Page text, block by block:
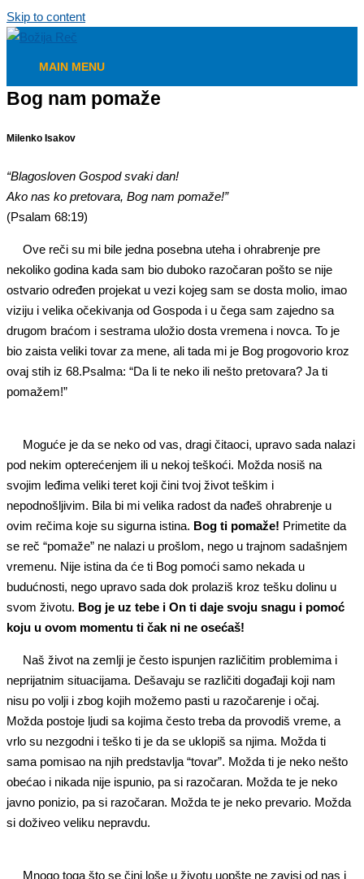
Skip to content
MAIN MENU
Bog nam pomaže
Milenko Isakov
“Blagosloven Gospod svaki dan!
Ako nas ko pretovara, Bog nam pomaže!”
(Psalam 68:19)
Ove reči su mi bile jedna posebna uteha i ohrabrenje pre
nekoliko godina kada sam bio duboko razočaran pošto se nije
ostvario određen projekat u vezi kojeg sam se dosta molio, imao
viziju i velika očekivanja od Gospoda i u čega sam zajedno sa
drugom braćom i sestrama uložio dosta vremena i novca. To je
bio zaista veliki tovar za mene, ali tada mi je Bog progovorio kroz
ovaj stih iz 68.Psalma: “Da li te neko ili nešto pretovara? Ja ti
pomažem!”
Moguće je da se neko od vas, dragi čitaoci, upravo sada nalazi
pod nekim opterećenjem ili u nekoj teškoći. Možda nosiš na
svojim leđima veliki teret koji čini tvoj život teškim i
nepodnošljivim. Bila bi mi velika radost da nađeš ohrabrenje u
ovim rečima koje su sigurna istina. Bog ti pomaže! Primetite da
se reč “pomaže” ne nalazi u prošlom, nego u trajnom sadašnjem
vremenu. Nije istina da će ti Bog pomoći samo nekada u
budućnosti, nego upravo sada dok prolaziš kroz tešku dolinu u
svom životu. Bog je uz tebe i On ti daje svoju snagu i pomoć
koju u ovom momentu ti čak ni ne osećaš!
Naš život na zemlji je često ispunjen različitim problemima i
neprijatnim situacijama. Dešavaju se različiti događaji koji nam
nisu po volji i zbog kojih možemo pasti u razočarenje i očaj.
Možda postoje ljudi sa kojima često treba da provodiš vreme, a
vrlo su nezgodni i teško ti je da se uklopiš sa njima. Možda ti
sama pomisao na njih predstavlja “tovar”. Možda ti je neko nešto
obećao i nikada nije ispunio, pa si razočaran. Možda te je neko
javno ponizio, pa si razočaran. Možda te je neko prevario. Možda
si doživeo veliku nepravdu.
Mnogo toga što se čini loše u životu uopšte ne zavisi od nas i